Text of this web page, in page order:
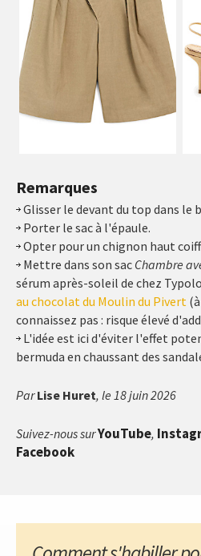
Remarques
Glisser le devant du top dans le
Porter le sac à l'épaule.
Opter pour un chignon haut
Mettre dans son sac Chambre
sérum après-soleil de chez
au chocolat du Moulin du Pivert
connaissez pas : risque élevé
L'idée est ici d'éviter l'effet
bermuda en chaussant des
ParLise Huret, le 18 juin 2026
Suivez-nous surYouTube,
Facebook